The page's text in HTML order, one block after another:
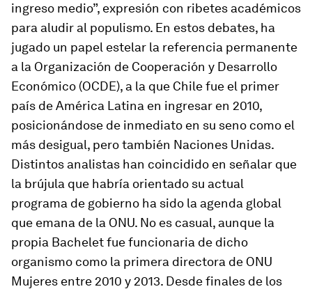
ingreso medio”, expresión con ribetes académicos
para aludir al populismo. En estos debates, ha
jugado un papel estelar la referencia permanente
a la Organización de Cooperación y Desarrollo
Económico (OCDE), a la que Chile fue el primer
país de América Latina en ingresar en 2010,
posicionándose de inmediato en su seno como el
más desigual, pero también Naciones Unidas.
Distintos analistas han coincidido en señalar que
la brújula que habría orientado su actual
programa de gobierno ha sido la agenda global
que emana de la ONU. No es casual, aunque la
propia Bachelet fue funcionaria de dicho
organismo como la primera directora de ONU
Mujeres entre 2010 y 2013. Desde finales de los